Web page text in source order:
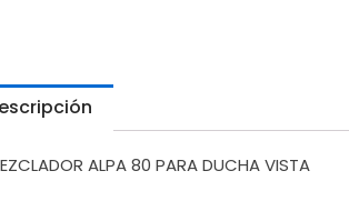
ALPA 80 PARA DUCHA VISTA